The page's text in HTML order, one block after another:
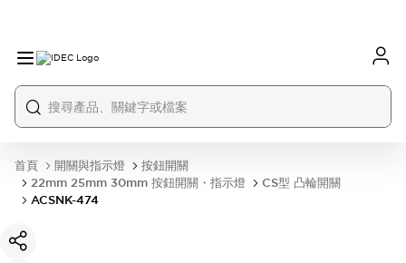
首頁 開關與指示燈
按鈕開關
22mm 25mm 30mm 按鈕開關・指示燈
CS型 凸輪開關
ACSNK-474